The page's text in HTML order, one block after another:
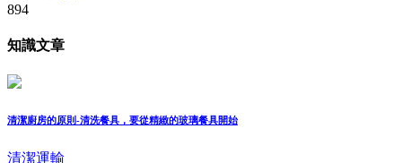
894
知識文章
清潔廚房的原則-清洗餐具，要從精緻的玻璃餐具開始
清潔運輸